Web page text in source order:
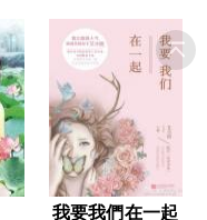
我要我們在一起